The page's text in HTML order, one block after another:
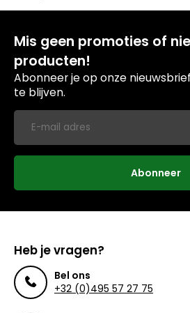
Mis geen promoties of
producten!
Abonneer je op onze
te blijven.
Abonneer
Heb je vragen?
Bel ons
+32 (0)495 57 27 75